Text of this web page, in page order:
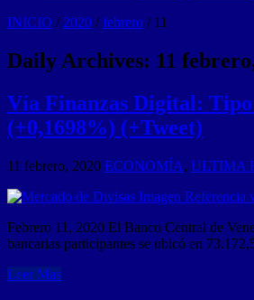
INICIO / 2020 / febrero / 11
Daily Archives: 11
Vía Finanzas Digital: Tipo
(+0,1698%) (+Tweet)
11 febrero, 2020 ECONOMÍA, ULTIMA
Febrero 11, 2020 El Banco Central de
bancarias participantes se ubicó en
Leer Mas